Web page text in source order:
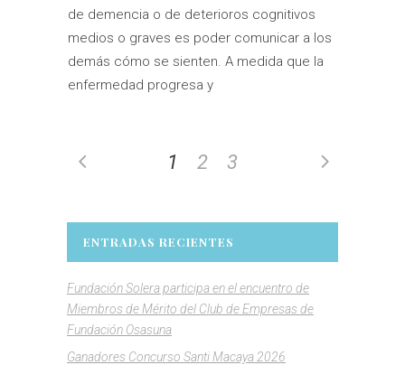
de demencia o de deterioros cognitivos
medios o graves es poder comunicar a los
demás cómo se sienten. A medida que la
enfermedad progresa y
1 2 3
ENTRADAS RECIENTES
Fundación Solera participa en el encuentro de
Miembros de Mérito del Club de Empresas de
Fundación Osasuna
Ganadores Concurso Santi Macaya 2026